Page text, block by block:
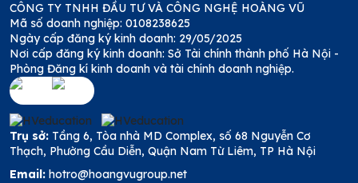
CÔNG TY TNHH ĐẦU TƯ VÀ CÔNG NGHỆ HOÀNG VŨ
Mã số doanh nghiệp: 0108238625
Ngày cấp đăng ký kinh doanh: 29/05/2025
Nơi cấp đăng ký kinh doanh: Sở Tài chính thành phố Hà Nội -
Phòng Đăng kí kinh doanh và tài chính doanh nghiệp.
Trụ sở: Tầng 6, Tòa nhà MD Complex, số 68 Nguyễn Cơ
Thạch, Phường Cầu Diễn, Quận Nam Từ Liêm, TP Hà Nội
Email: hotro@hoangvugroup.net